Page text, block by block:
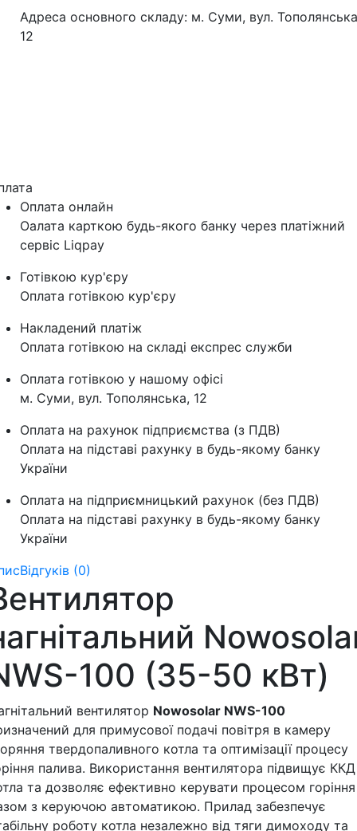
Адреса основного складу: м. Суми, вул.
12
Оплата онлайн
Оалата карткою будь-якого банку через платіжний
сервіс Liqpay
Готівкою кур'єру
Оплата готівкою кур'єру
Накладений платіж
Оплата готівкою на складі експрес служби
Оплата готівкою у нашому офісі
м. Суми, вул. Тополянська, 12
Оплата на рахунок підприємства (з ПДВ)
Оплата на підставі рахунку в будь-якому банку
України
Оплата на підприємницький рахунок (без ПДВ)
Оплата на підставі рахунку в будь-якому банку
України
Відгуків (0)
100 (35-50 кВт)
вентилятор Nowosolar NWS-100
для примусової подачі повітря в камеру
твердопаливного котла та оптимізації процесу
палива. Використання вентилятора підвищує ККД
та дозволяє ефективно керувати процесом горіння
з керуючою автоматикою. Прилад забезпечує
роботу котла незалежно від тяги димоходу та